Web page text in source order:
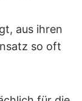
aus ihren
so oft